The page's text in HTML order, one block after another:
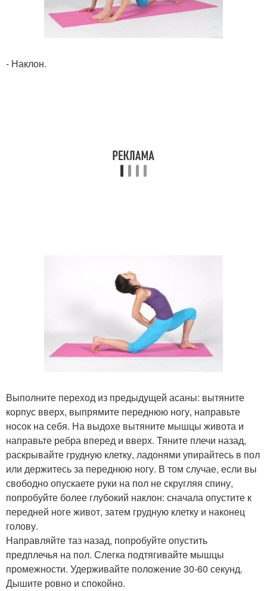
- Наклон.
Выполните переход из предыдущей асаны: вытяните
корпус вверх, выпрямите переднюю ногу, направьте
носок на себя. На выдохе вытяните мышцы живота и
направьте ребра вперед и вверх. Тяните плечи назад,
раскрывайте грудную клетку, ладонями упирайтесь в пол
или держитесь за переднюю ногу. В том случае, если вы
свободно опускаете руки на пол не скругляя спину,
попробуйте более глубокий наклон: сначала опустите к
передней ноге живот, затем грудную клетку и наконец
голову.
Направляйте таз назад, попробуйте опустить
предплечья на пол. Слегка подтягивайте мышцы
промежности. Удерживайте положение 30-60 секунд.
Дышите ровно и спокойно.